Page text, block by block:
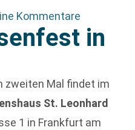
Kommentare
in
zweiten Mal findet im
St. Leonhard
1 in Frankfurt am